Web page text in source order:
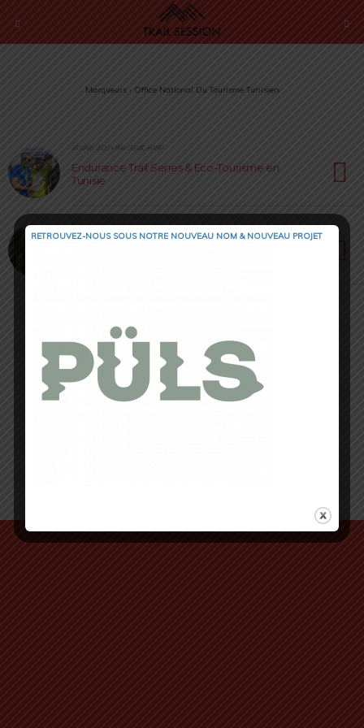
Marqueurs › Office National Du Tourisme Tunisien
20 MARS 2025 • PAR CÉDRIC MASIP
Endurance Trail Series & Eco-Tourisme en
Tunisie
5 MARS 2025 • PAR CÉDRIC MASIP
Retour au début
RETROUVEZ-NOUS SOUS NOTRE NOUVEAU NOM & NOUVEAU PROJET